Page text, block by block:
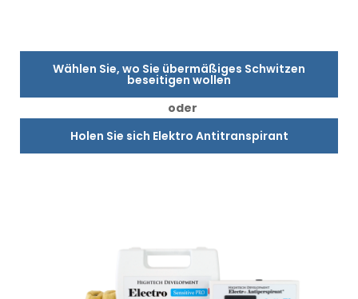
Wählen Sie, wo Sie übermäßiges Schwitzen
beseitigen wollen
oder
Holen Sie sich Elektro Antitranspirant